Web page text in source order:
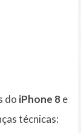
do iPhone 8e
técnicas: